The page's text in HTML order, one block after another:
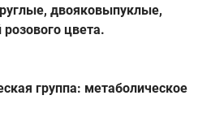
двояковыпуклые,
цвета.
группа: метаболическое